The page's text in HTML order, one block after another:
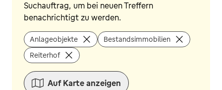
Suchauftrag, um bei neuen Treffern
benachrichtigt zu werden.
Anlageobjekte
Bestandsimmobilien
Reiterhof
Auf Karte anzeigen